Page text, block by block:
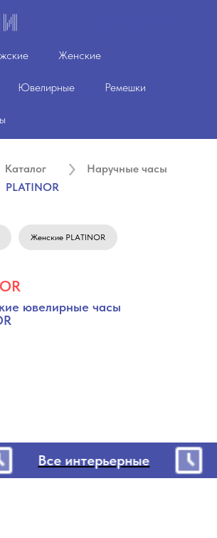
Женские
Ювелирные Ремешки
Каталог
Наручные часы
PLATINOR
Женские PLATINOR
ювелирные часы
Все интерьерные